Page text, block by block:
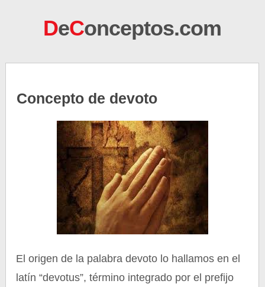
DeConceptos.com
Concepto de devoto
El origen de la palabra devoto lo hallamos en el
latín “devotus”, término integrado por el prefijo